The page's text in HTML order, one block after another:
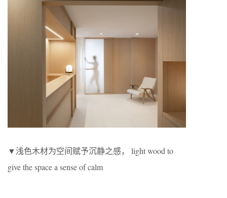
▼浅色木材为空间赋予沉静之感， light wood to
give the space a sense of calm